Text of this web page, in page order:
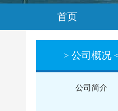
首页
> 公司概况
公司简介